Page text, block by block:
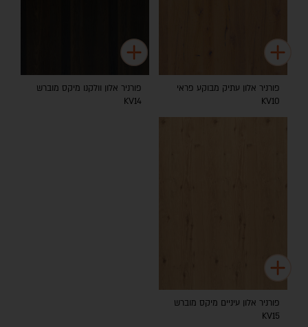
פורניר אלון עתיק מבוקע פראי
KV10
פורניר אלון וולקנו מיקס מוברש
KV14
פורניר אלון עיניים מיקס מוברש
KV15